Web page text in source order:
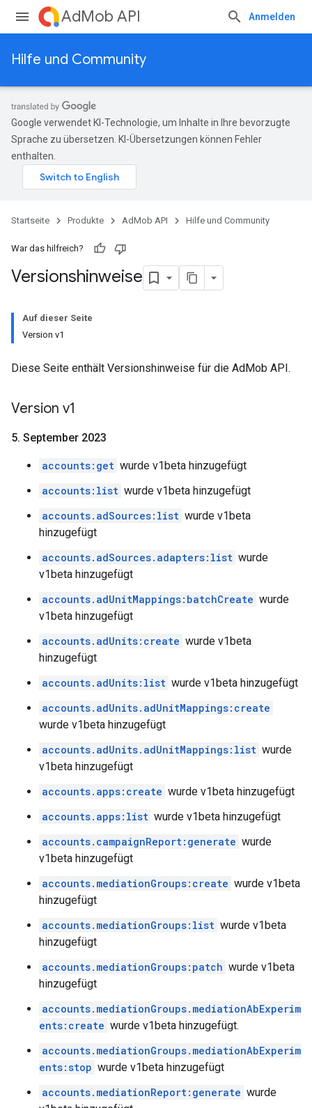
AdMob API Anmelden
Hilfe und Community
Google verwendet KI-Technologie, um Inhalte in Ihre bevorzugte
Sprache zu übersetzen. KI-Übersetzungen können Fehler
enthalten.
Startseite Produkte AdMob API Hilfe und Community
War das hilfreich?
Versionshinweise
Auf dieser Seite
Version v1
Diese Seite enthält Versionshinweise für die AdMob API.
Version v1
5. September 2023
accounts:get wurde v1beta hinzugefügt
accounts:list wurde v1beta hinzugefügt
accounts.adSources:list wurde v1beta
hinzugefügt
accounts.adSources.adapters:list wurde
v1beta hinzugefügt
accounts.adUnitMappings:batchCreate wurde
v1beta hinzugefügt
accounts.adUnits:create wurde v1beta
hinzugefügt
accounts.adUnits:list wurde v1beta hinzugefügt
accounts.adUnits.adUnitMappings:create
wurde v1beta hinzugefügt
accounts.adUnits.adUnitMappings:list wurde
v1beta hinzugefügt
accounts.apps:create wurde v1beta hinzugefügt
accounts.apps:list wurde v1beta hinzugefügt
accounts.campaignReport:generate wurde
v1beta hinzugefügt
accounts.mediationGroups:create wurde v1beta
hinzugefügt
accounts.mediationGroups:list wurde v1beta
hinzugefügt
accounts.mediationGroups:patch wurde v1beta
hinzugefügt
accounts.mediationGroups.mediationAbExperim
ents:create wurde v1beta hinzugefügt.
accounts.mediationGroups.mediationAbExperim
ents:stop wurde v1beta hinzugefügt
accounts.mediationReport:generate wurde